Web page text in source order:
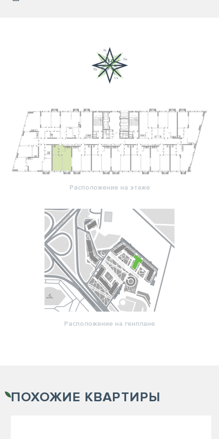
Расположение на этаже
Расположение на генплане
ПОХОЖИЕ КВАРТИРЫ